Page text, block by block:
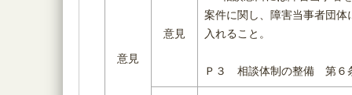
意見
意見
案件に関し、障害当事者団
入れること。
Ｐ３ 相談体制の整備 第６